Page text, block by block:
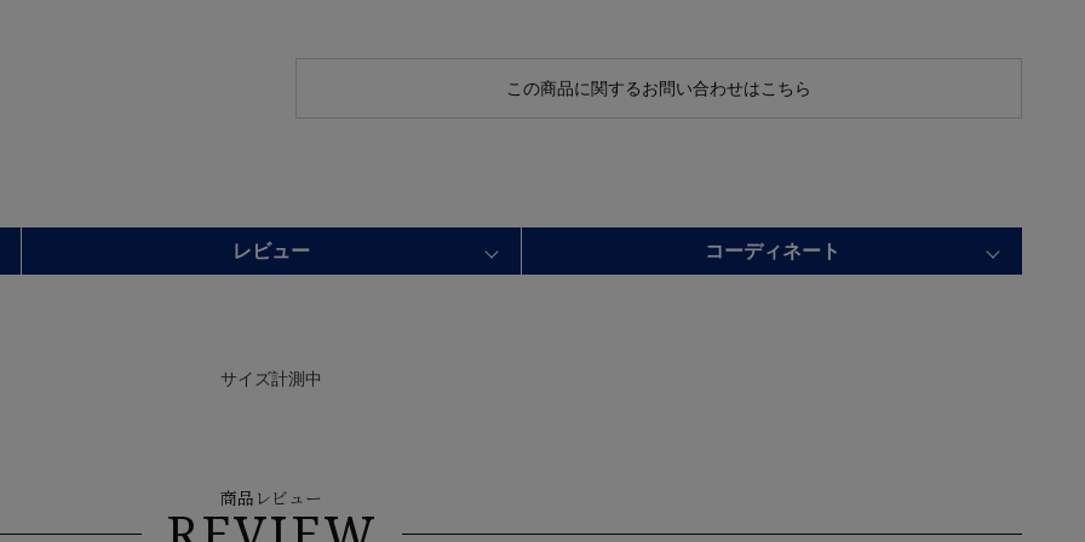
この商品に関するお問い合わせはこちら
レビュー コーディネート
サイズ計測中
商品レビュー